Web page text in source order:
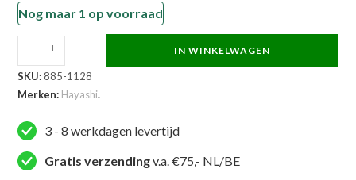
Nog maar 1 op voorraad
Trainingspak
-
Slide
-
Wit
- + IN WINKELWAGEN
SKU:885-1128
Merken: Hayashi.
3 - 8 werkdagen levertijd
Gratis verzendingv.a. €75,- NL/BE